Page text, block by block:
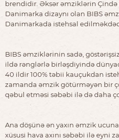
brendidir. Əksər əmziklərin
Danimarka dizaynı olan BIBS
Danimarkada istehsal
BIBS əmziklərinin sadə,
ildə rənglərlə birləşdiyində
40 ildir 100% təbii kauçukdan
zamanda əmzik götürməyən bir
qəbul etməsi səbəbi ilə də daha
Ana döşünə ən yaxın əmzik
xüsusi hava axını səbəbi ilə eyni